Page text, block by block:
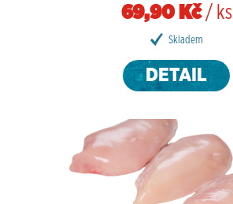
69,90 Kč/ ks
Skladem
DETAIL